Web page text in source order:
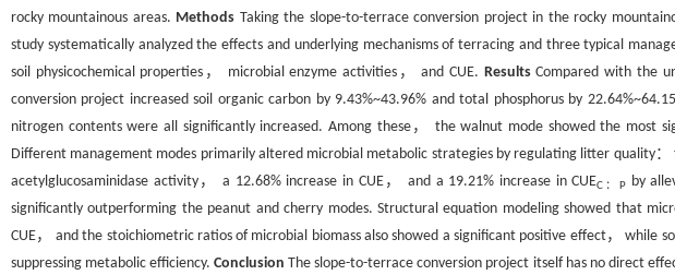
rocky mountainous areas. Methods Taking the slope-to-terrace conversion project in the rocky
study systematically analyzed the effects and underlying mechanisms of terracing and three typical
soil physicochemical properties， microbial enzyme activities， and CUE. ResultsCompared with the
conversion project increased soil organic carbon by 9.43%~43.96% and total phosphorus by
nitrogen contents were all significantly increased. Among these， the walnut mode showed the most
Different management modes primarily altered microbial metabolic strategies by regulating litter quality
acetylglucosaminidase activity， a 12.68% increase in CUE， and a 19.21% increase in CUEC：Pby
significantly outperforming the peanut and cherry modes. Structural equation modeling showed that
CUE， and the stoichiometric ratios of microbial biomass also showed a significant positive effect， while
suppressing metabolic efficiency.Conclusion The slope-to-terrace conversion project itself has no direct